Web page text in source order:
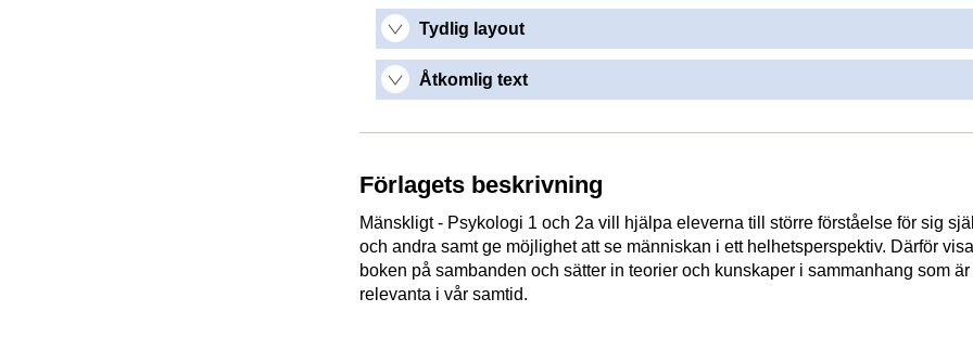
Tydlig layout
Åtkomlig text
Förlagets beskrivning
Mänskligt - Psykologi 1 och 2a vill hjälpa eleverna till större förståelse för sig
och andra samt ge möjlighet att se människan i ett helhetsperspektiv. Därför
boken på sambanden och sätter in teorier och kunskaper i sammanhang som är
relevanta i vår samtid.